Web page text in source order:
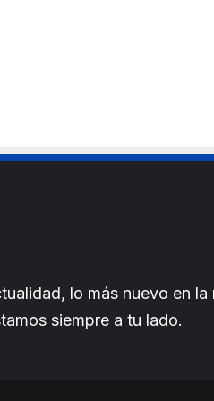
lo más nuevo en la
siempre a tu lado.